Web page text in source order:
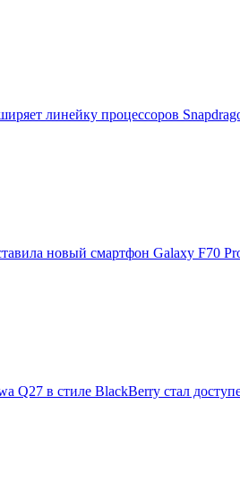
линейку процессоров
новый смартфон Galaxy F70
Q27 в стиле BlackBerry стал